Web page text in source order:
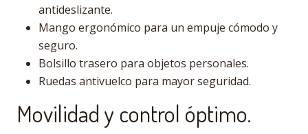
antideslizante.
Mango ergonómico para un empuje cómodo y
seguro.
Bolsillo trasero para objetos personales.
Ruedas antivuelco para mayor seguridad.
Movilidad y control óptimo.